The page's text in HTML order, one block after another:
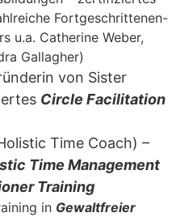
Fortgeschrittenen-
u.a. Catherine Weber,
Gallagher)
von Sister
Circle Facilitation
Time Coach) –
Time Management
Training
in Gewaltfreier